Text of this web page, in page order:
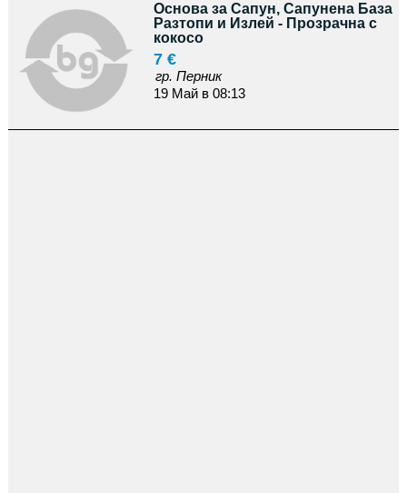
Основа за Сапун, Сапунена База
Разтопи и Излей - Прозрачна с
кокосо
7 €
гр. Перник
19 Май в 08:13